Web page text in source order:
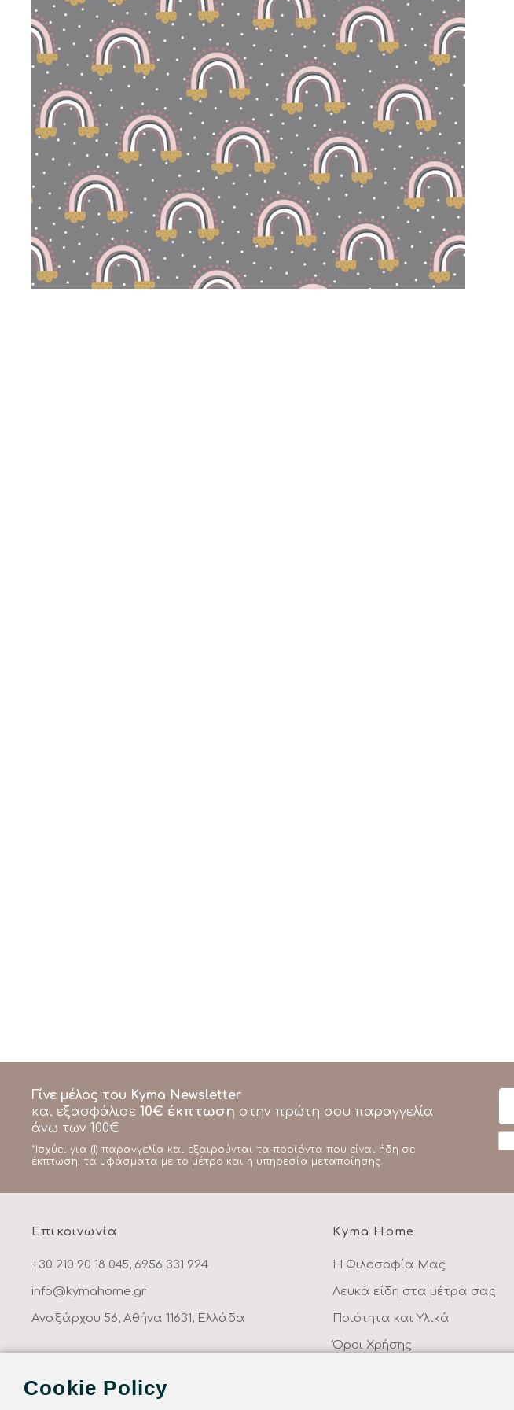
Γίνε μέλος του Kyma Newsletter
και εξασφάλισε 10€ έκπτωση στην πρώτη σου παραγγελία
άνω των 100€
*Ισχύει για (1) παραγγελία και εξαιρούνται τα προϊόντα που είναι ήδη σε
έκπτωση, τα υφάσματα με το μέτρο και η υπηρεσία μεταποίησης.
Επικοινωνία
+30 210 90 18 045, 6956 331 924
info@kymahome.gr
Αναξάρχου 56, Αθήνα 11631, Ελλάδα
Kyma Home
Η Φιλοσοφία Μας
Λευκά είδη στα μέτρα σας
Ποιότητα και Υλικά
Όροι Χρήσης
Cookie Policy